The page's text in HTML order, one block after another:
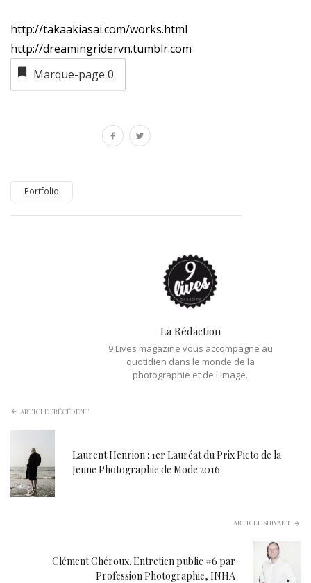
http://takaakiasai.com/works.html
http://dreamingridervn.tumblr.com
Marque-page 0
Portfolio
La Rédaction
9 Lives magazine vous accompagne au
quotidien dans le monde de la
photographie et de l'Image.
ARTICLE PRÉCÉDENT
Laurent Henrion : 1er Lauréat du Prix Picto de la
Jeune Photographie de Mode 2016
ARTICLE SUIVANT
Clément Chéroux. Entretien public #6 par
Profession Photographie, INHA